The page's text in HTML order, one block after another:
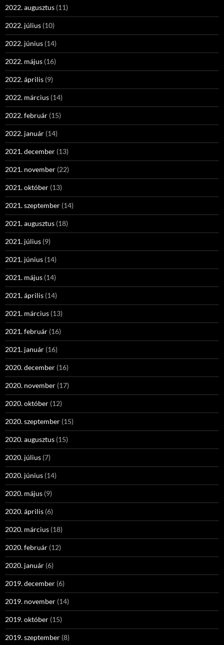
2022. augusztus (11)
2022. július (10)
2022. június (14)
2022. május (16)
2022. április (9)
2022. március (14)
2022. február (15)
2022. január (14)
2021. december (13)
2021. november (22)
2021. október (13)
2021. szeptember (14)
2021. augusztus (18)
2021. július (9)
2021. június (14)
2021. május (14)
2021. április (14)
2021. március (13)
2021. február (16)
2021. január (16)
2020. december (16)
2020. november (17)
2020. október (12)
2020. szeptember (15)
2020. augusztus (15)
2020. július (7)
2020. június (14)
2020. május (9)
2020. április (6)
2020. március (18)
2020. február (12)
2020. január (6)
2019. december (6)
2019. november (14)
2019. október (15)
2019. szeptember (8)